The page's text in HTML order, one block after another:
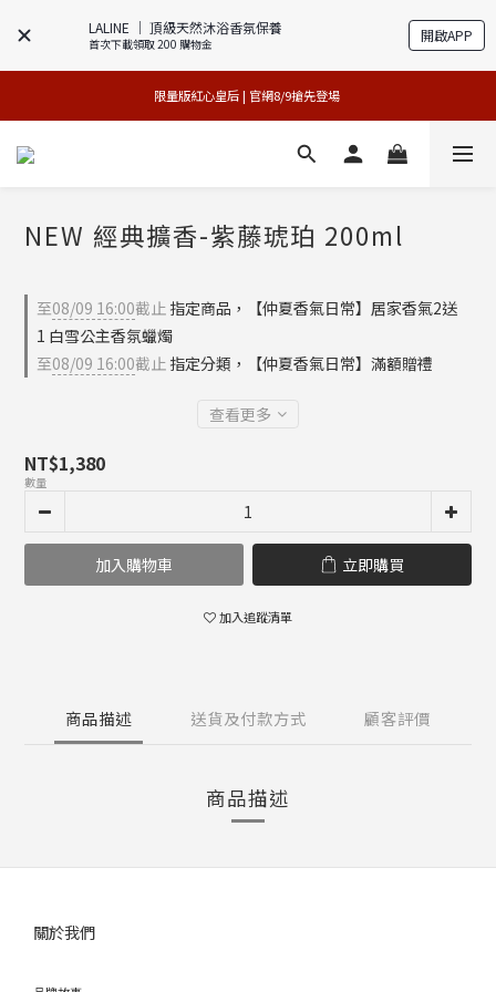
LALINE │ 頂級天然沐浴香氛保養
首次下載領取 200 購物金 開啟APP
買1送1特賣會 | 台中大遠百店 / 南紡店
專櫃加碼活動 | 尊寵指定系列2件88折
限量版紅心皇后 | 官網8/9搶先登場
買1送1特賣會 | 台中大遠百店 / 南紡店
NEW 經典擴香-紫藤琥珀 200ml
至08/09 16:00截止 指定商品，【仲夏香氣日常】居家香氣2送
1 白雪公主香氛蠟燭
至08/09 16:00截止 指定分類，【仲夏香氣日常】滿額贈禮
查看更多
NT$1,380
數量
加入購物車 立即購買
加入追蹤清單
商品描述 送貨及付款方式 顧客評價
商品描述
關於我們